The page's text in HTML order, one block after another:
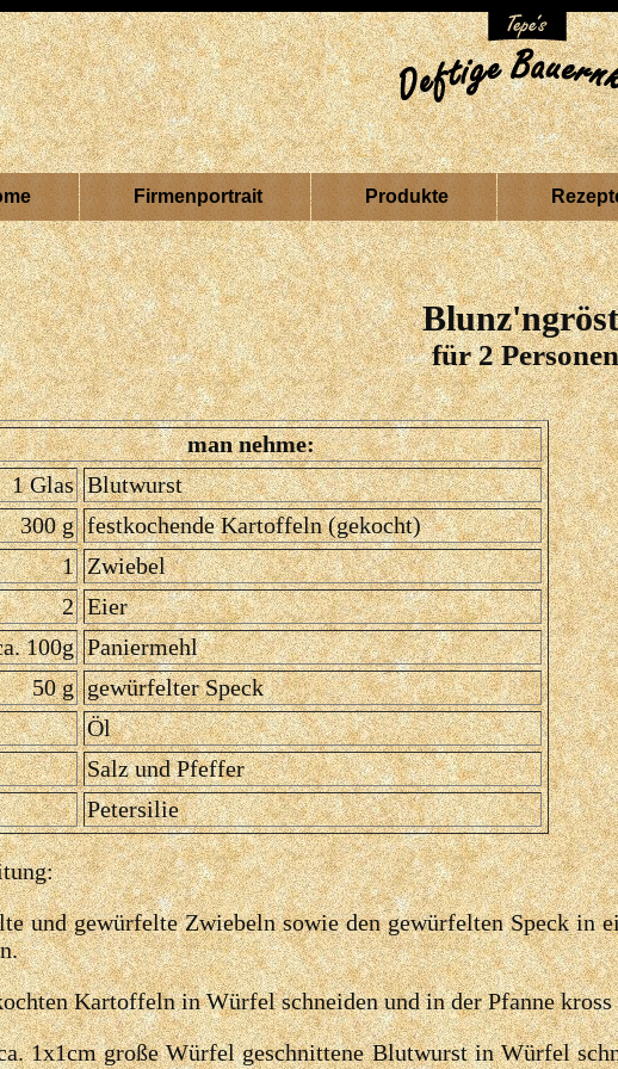
Firmenportrait Produkte
für 2 Personen
man nehme:
1 Glas Blutwurst
300 g festkochende Kartoffeln (gekocht)
1 Zwiebel
2 Eier
100g Paniermehl
50 g gewürfelter Speck
Öl
Salz und Pfeffer
Petersilie
und gewürfelte Zwiebeln sowie den gewürfelten Speck in
Kartoffeln in Würfel schneiden und in der Pfanne kross
1x1cm große Würfel geschnittene Blutwurst in Würfel